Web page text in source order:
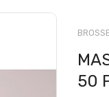
Passer
50